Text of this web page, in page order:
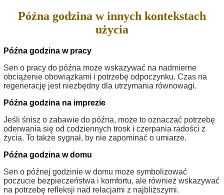
Późna godzina w innych kontekstach
użycia
Późna godzina w pracy
Sen o pracy do późna może wskazywać na nadmierne
obciążenie obowiązkami i potrzebę odpoczynku. Czas na
regenerację jest niezbędny dla utrzymania równowagi.
Późna godzina na imprezie
Jeśli śnisz o zabawie do późna, może to oznaczać potrzebę
oderwania się od codziennych trosk i czerpania radości z
życia. To także sygnał, by nie zapominać o umiarze.
Późna godzina w domu
Sen o późnej godzinie w domu może symbolizować
poczucie bezpieczeństwa i komfortu, ale również wskazywać
na potrzebę refleksji nad relacjami z najbliższymi.